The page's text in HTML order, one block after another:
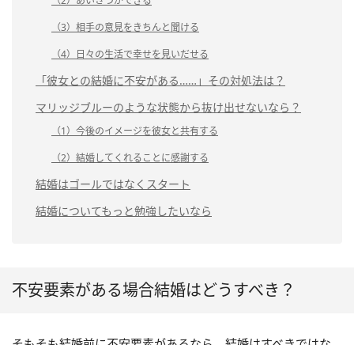
（3）相手の意見をきちんと聞ける
（4）日々の生活で幸せを見いだせる
「彼女との結婚に不安がある……」その対処法は？
マリッジブルーのような状態から抜け出せないなら？
（1）今後のイメージを彼女と共有する
（2）結婚してくれることに感謝する
結婚はゴールではなくスタート
結婚についてもっと勉強したいなら
不安要素がある場合結婚はどうすべき？